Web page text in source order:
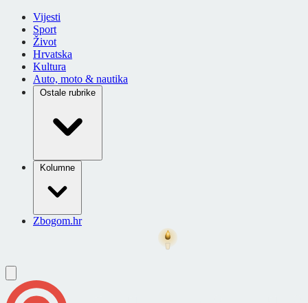
Vijesti
Sport
Život
Hrvatska
Kultura
Auto, moto & nautika
Ostale rubrike
Kolumne
Zbogom.hr